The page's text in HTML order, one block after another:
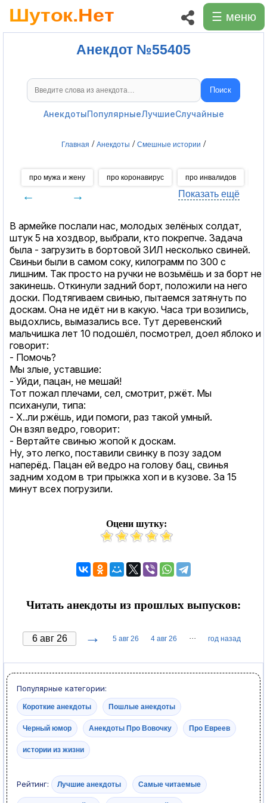
☰ меню
Анекдот №55405
Поиск анекдотов Поиск
АнекдотыПопулярныеЛучшиеСлучайные
Главная / Анекдоты / Смешные истории /
про мужа и жену про коронавирус про инвалидов
← → Показать ещё
В армейке послали нас, молодых зелёных солдат,
штук 5 на хоздвор, выбрали, кто покрепче. Задача
была - загрузить в бортовой ЗИЛ несколько свиней.
Свиньи были в самом соку, килограмм по 300 с
лишним. Так просто на ручки не возьмёшь и за борт не
закинешь. Откинули задний борт, положили на него
доски. Подтягиваем свинью, пытаемся затянуть по
доскам. Она не идёт ни в какую. Часа три возились,
выдохлись, вымазались все. Тут деревенский
мальчишка лет 10 подошёл, посмотрел, доел яблоко и
говорит:
- Помочь?
Мы злые, уставшие:
- Уйди, пацан, не мешай!
Тот пожал плечами, сел, смотрит, ржёт. Мы
психанули, типа:
- Х..ли ржёшь, иди помоги, раз такой умный.
Он взял ведро, говорит:
- Вертайте свинью жопой к доскам.
Ну, это легко, поставили свинку в позу задом
наперёд. Пацан ей ведро на голову бац, свинья
задним ходом в три прыжка хоп и в кузове. За 15
минут всех погрузили.
Оцени шутку:
Читать анекдоты из прошлых выпусков:
→ 5 авг 26 4 авг 26 ··· год назад
Популярные категории:
Короткие анекдоты Пошлые анекдоты
Черный юмор Анекдоты Про Вовочку Про Евреев
истории из жизни
Рейтинг: Лучшие анекдоты Самые читаемые